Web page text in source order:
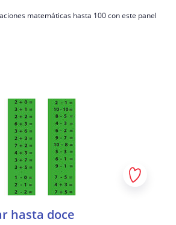
matemáticas hasta 100 con este panel
hasta doce